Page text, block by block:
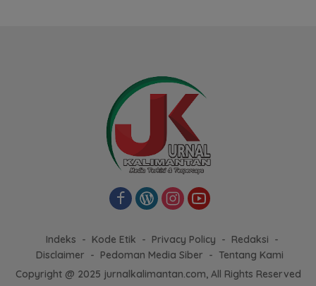
Indeks Kode Etik Privacy Policy
Redaksi
Disclaimer
Pedoman Media Siber
Tentang Kami
Copyright @ 2025 jurnalkalimantan.com, All Rights Reserved